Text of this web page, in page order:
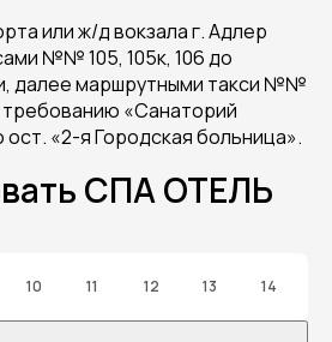
или ж/д вокзала г. Адлер
№№ 105, 105к, 106 до
далее маршрутными такси №№
требованию «Санаторий
ост. «2-я Городская больница».
СПА ОТЕЛЬ
10 11 12 13 14